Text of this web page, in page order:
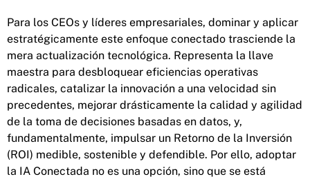
Para los CEOs y líderes empresariales, dominar y aplicar
estratégicamente este enfoque conectado trasciende la
mera actualización tecnológica. Representa la llave
maestra para desbloquear eficiencias operativas
radicales, catalizar la innovación a una velocidad sin
precedentes, mejorar drásticamente la calidad y agilidad
de la toma de decisiones basadas en datos, y,
fundamentalmente, impulsar un Retorno de la Inversión
(ROI) medible, sostenible y defendible. Por ello, adoptar
la IA Conectada no es una opción, sino que se está